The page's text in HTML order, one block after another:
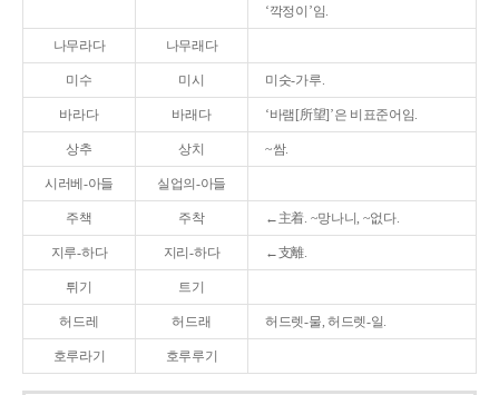
‘깍정이’임.
나무라다 나무래다
미수 미시 미숫-가루.
바라다 바래다 ‘바램[所望]’은 비표준어임.
상추 상치 ~쌈.
시러베-아들 실업의-아들
주책 주착 ←主着. ~망나니, ~없다.
지루-하다 지리-하다 ←支離.
튀기 트기
허드레 허드래 허드렛-물, 허드렛-일.
호루라기 호루루기